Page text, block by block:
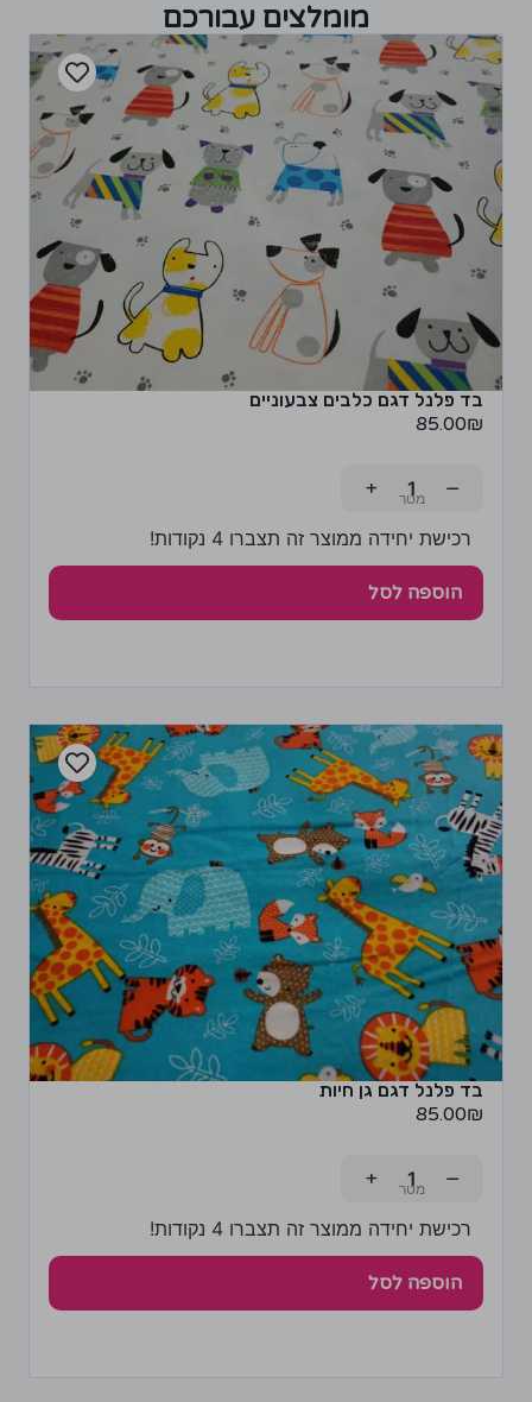
מומלצים עבורכם
בד פלנל דגם כלבים צבעוניים
85.00₪
−
+
רכישת יחידה ממוצר זה תצברו 4 נקודות!
הוספה לסל
בד פלנל דגם גן חיות
85.00₪
−
+
רכישת יחידה ממוצר זה תצברו 4 נקודות!
הוספה לסל